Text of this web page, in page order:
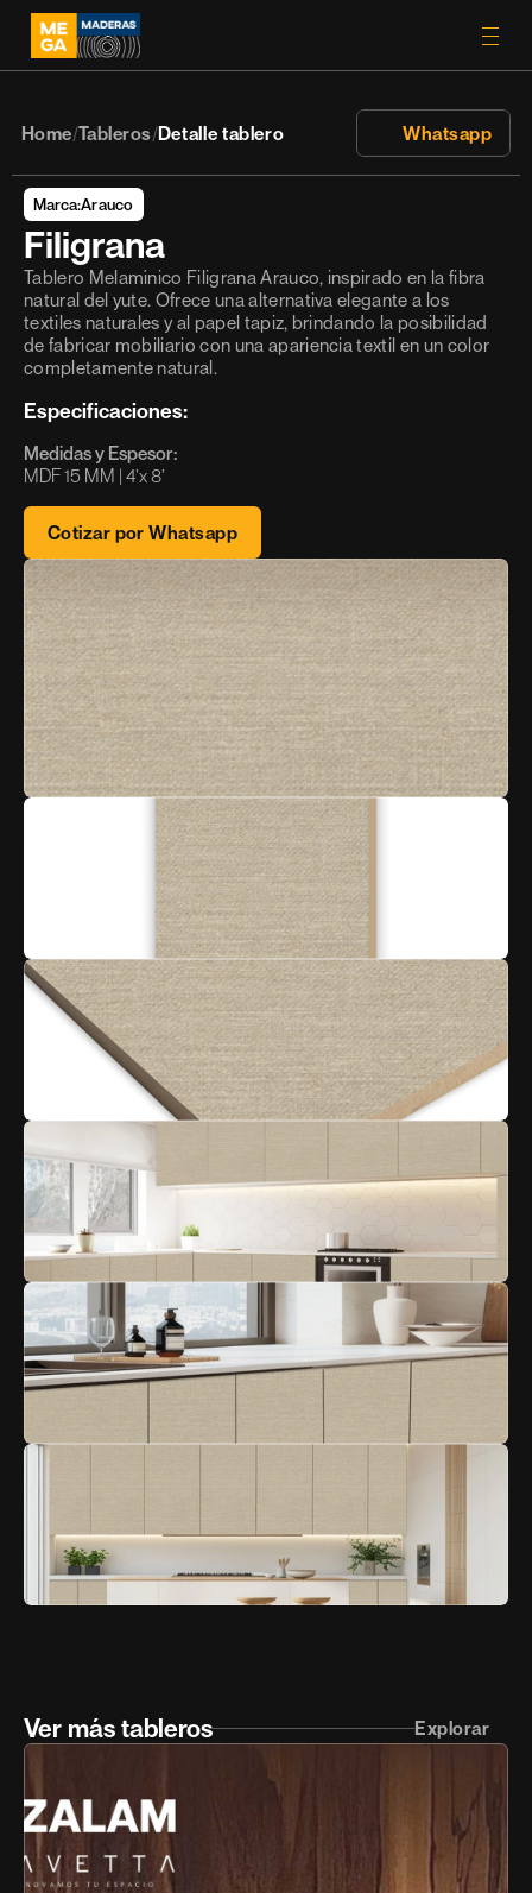
Home/Tableros/Detalle tablero Whatsapp
Marca:Arauco
Filigrana
Tablero Melamínico Filigrana Arauco, inspirado en la fibra
natural del yute. Ofrece una alternativa elegante a los
textiles naturales y al papel tapiz, brindando la posibilidad
de fabricar mobiliario con una apariencia textil en un color
completamente natural.
Especificaciones:
Medidas y Espesor:
MDF 15 MM | 4’x 8’
Cotizar por Whatsapp
Ver más tableros Explorar